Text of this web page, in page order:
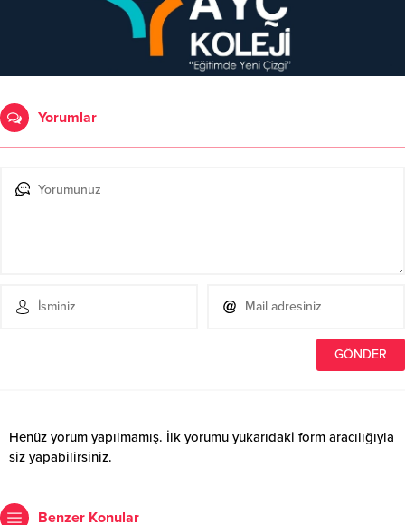
Yorumlar
Henüz yorum yapılmamış. İlk yorumu yukarıdaki form aracılığıyla
siz yapabilirsiniz.
Benzer Konular